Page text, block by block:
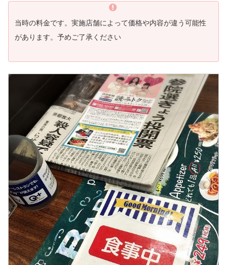
当時の料金です。実施店舗によって価格や内容が違う可能性
があります。 予めご了承ください